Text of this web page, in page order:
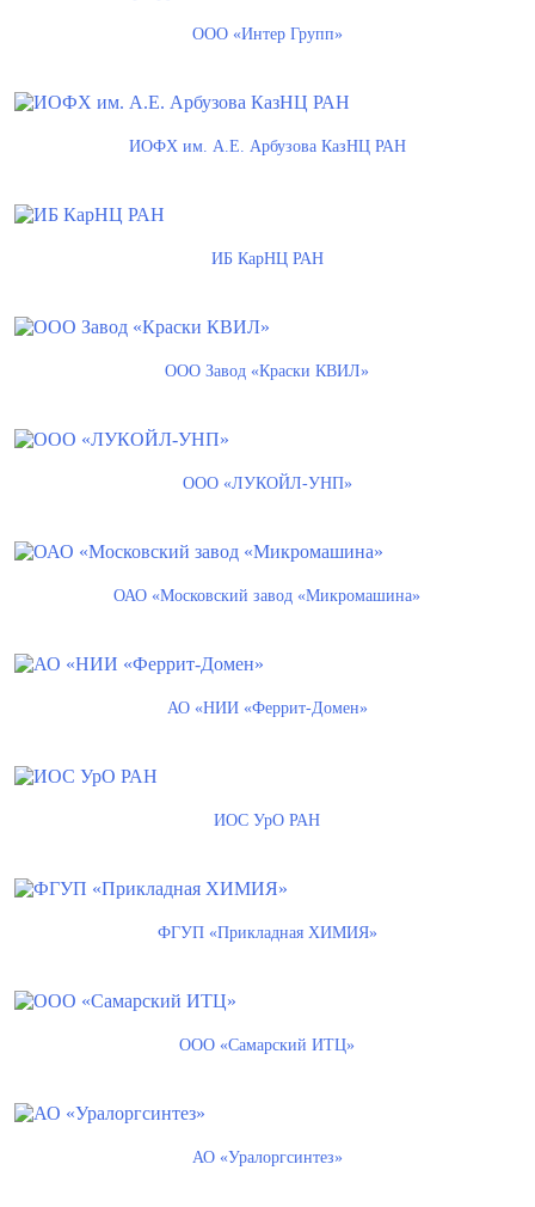
ООО «Интер Групп»
ИОФХ им. А.Е. Арбузова КазНЦ РАН
ИБ КарНЦ РАН
ООО Завод «Краски КВИЛ»
ООО «ЛУКОЙЛ-УНП»
ОАО «Московский завод «Микромашина»
АО «НИИ «Феррит-Домен»
ИОС УрО РАН
ФГУП «Прикладная ХИМИЯ»
ООО «Самарский ИТЦ»
АО «Уралоргсинтез»